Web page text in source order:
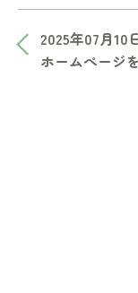
2025年07月10
ホームぺージ